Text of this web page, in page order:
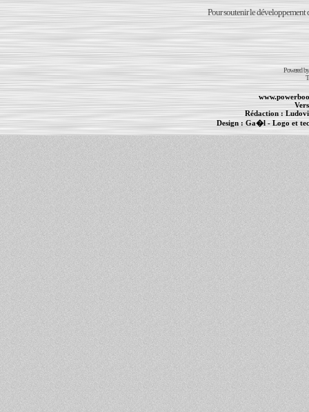
Pour soutenir le développement
Powered
Rédaction :
Design :Ga�l- Logo et
PowerBook